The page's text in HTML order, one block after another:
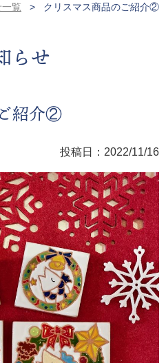
覧 クリスマス商品のご紹介②
らせ
紹介②
投稿日：2022/11/16